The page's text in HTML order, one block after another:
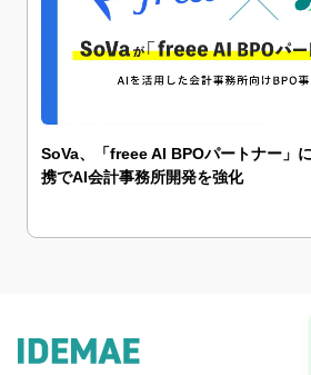
SoVa、「freee AI BPOパートナー」
携でAI会計事務所開発を強化